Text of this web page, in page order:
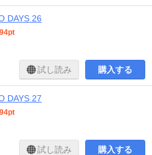
DAYS 26
試し読み 購入する
DAYS 27
試し読み 購入する